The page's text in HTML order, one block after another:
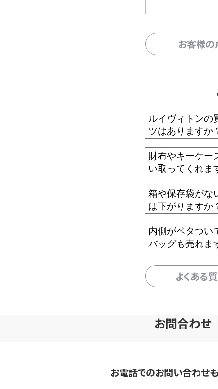
お客様
ルイヴィトンの
ツはありますか
財布やキーケー
い取ってくれま
箱や保存袋がな
は下がりますか
内側がベタつい
バッグも売れま
よくある
お問合わせ
お電話でのお問い合わせ